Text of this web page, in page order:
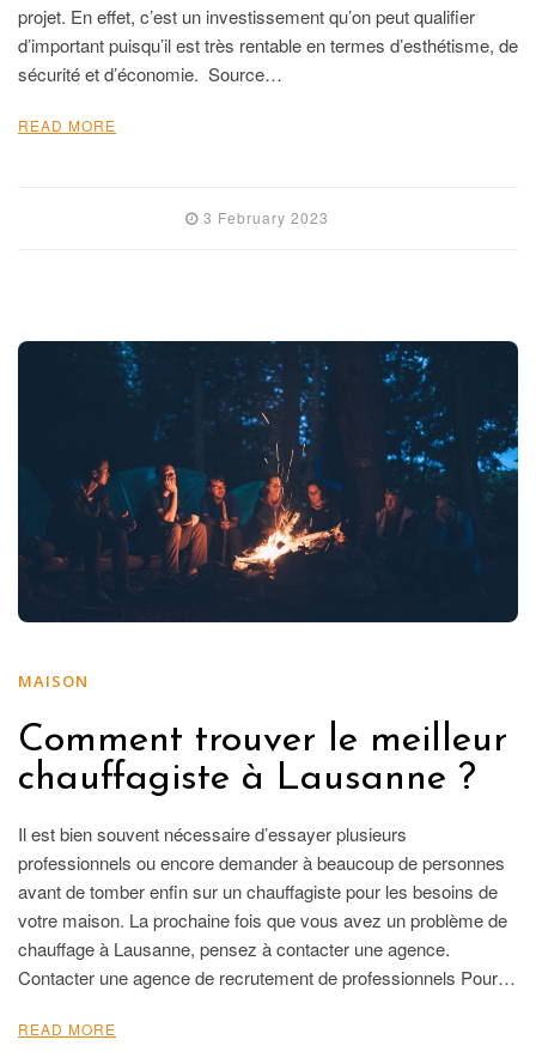
projet. En effet, c’est un investissement qu’on peut qualifier
d’important puisqu’il est très rentable en termes d’esthétisme, de
sécurité et d’économie. Source…
READ MORE
3 February 2023
MAISON
Comment trouver le meilleur
chauffagiste à Lausanne ?
Il est bien souvent nécessaire d’essayer plusieurs
professionnels ou encore demander à beaucoup de personnes
avant de tomber enfin sur un chauffagiste pour les besoins de
votre maison. La prochaine fois que vous avez un problème de
chauffage à Lausanne, pensez à contacter une agence.
Contacter une agence de recrutement de professionnels Pour…
READ MORE